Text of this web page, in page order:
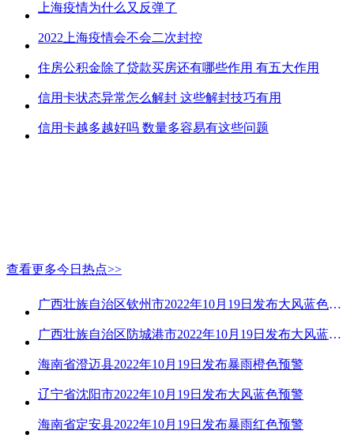
上海疫情为什么又反弹了
2022上海疫情会不会二次封控
住房公积金除了贷款买房还有哪些作用 有五大作用
信用卡状态异常怎么解封 这些解封技巧有用
信用卡越多越好吗 数量多容易有这些问题
查看更多今日热点>>
广西壮族自治区钦州市2022年10月19日发布大风蓝色预警
广西壮族自治区防城港市2022年10月19日发布大风蓝色预警
海南省澄迈县2022年10月19日发布暴雨橙色预警
辽宁省沈阳市2022年10月19日发布大风蓝色预警
海南省定安县2022年10月19日发布暴雨红色预警